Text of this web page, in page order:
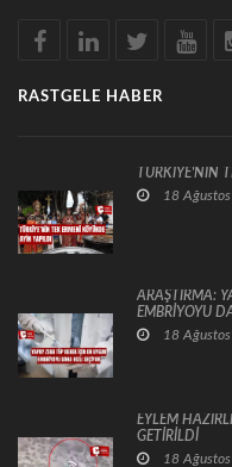
RASTGELE HABER
TÜRKİYE'NİN
18
ARAŞTIRMA:
EMBRİYOYU
18
EYLEM
GETİRİLDİ
18